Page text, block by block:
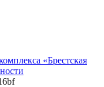
«Брестская